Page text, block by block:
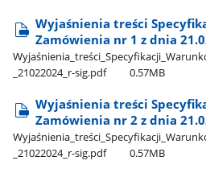
Wyjaśnienia treści
Zamówienia nr 1 z dnia
_21022024​_r-sig.pdf
0.57MB
Wyjaśnienia treści
Zamówienia nr 2 z dnia
_21022024​_r-sig.pdf
0.57MB